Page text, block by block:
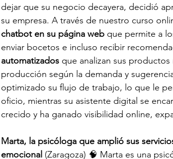
dejar que su negocio decayera, decidió
su empresa. A través de nuestro curso
chatbot en su página web que permite a
enviar bocetos e incluso recibir
automatizados que analizan sus
producción según la demanda y
optimizado su flujo de trabajo, lo que le
oficio, mientras su asistente digital se
crecido y ha ganado visibilidad online,
Marta, la psicóloga que amplió sus
emocional (Zaragoza) 🧠 Marta es una